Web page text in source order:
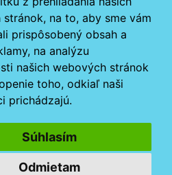
na to, aby sme vám
prispôsobený obsah a
na analýzu
našich webových stránok
toho, odkiaľ naši
prichádzajú.
Súhlasím
Odmietam
313
dni od 8. do 17. hod.